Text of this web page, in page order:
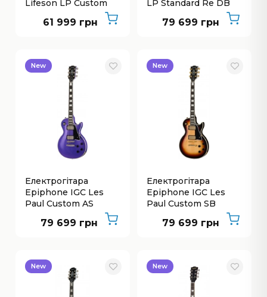
Lifeson LP Custom
61 999 грн
LP Standard Re DB
79 699 грн
New
Електрогітара
Epiphone IGC Les
Paul Custom AS
79 699 грн
New
Електрогітара
Epiphone IGC Les
Paul Custom SB
79 699 грн
New New